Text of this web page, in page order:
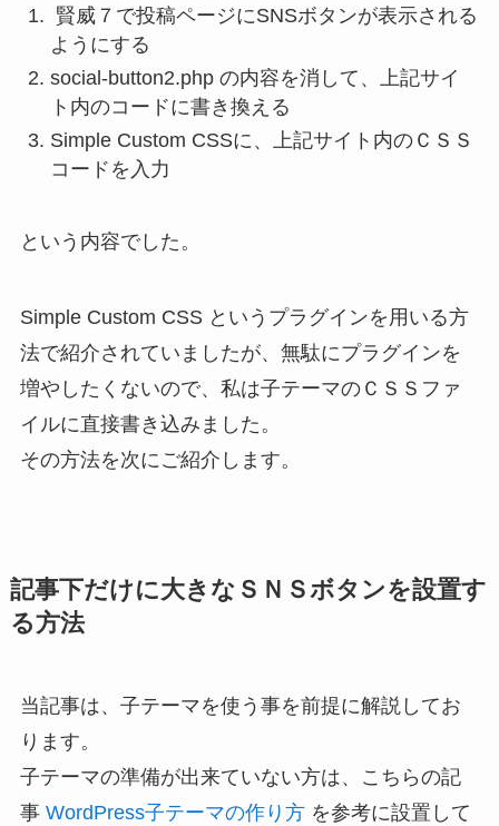
賢威７で投稿ページにSNSボタンが表示される
ようにする
social-button2.php の内容を消して、上記サイ
ト内のコードに書き換える
Simple Custom CSSに、上記サイト内のＣＳＳ
コードを入力
という内容でした。
Simple Custom CSS というプラグインを用いる方
法で紹介されていましたが、無駄にプラグインを
増やしたくないので、私は子テーマのＣＳＳファ
イルに直接書き込みました。
その方法を次にご紹介します。
記事下だけに大きなＳＮＳボタンを設置す
る方法
当記事は、子テーマを使う事を前提に解説してお
ります。
子テーマの準備が出来ていない方は、こちらの記
事 WordPress子テーマの作り方を参考に設置して